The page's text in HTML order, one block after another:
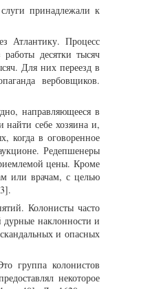
принадлежали к
Атлантику. Процесс
десятки тысяч
Для них переезд в
вербовщиков.
направляющееся в
найти себе хозяина и,
когда в оговоренное
Редепшенеры
цены. Кроме
или врачам, с целью
Колонисты часто
наклонности и
и опасных
группа колонистов
некоторое